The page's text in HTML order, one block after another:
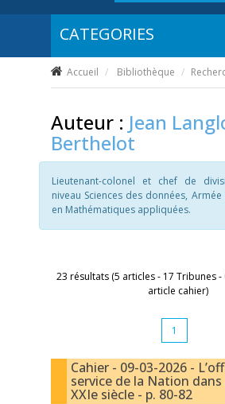
Accueil Bibliothèque
Auteur : Jean
Berthelot
Lieutenant-colonel et chef de
niveau Sciences des données,
en Mathématiques appliquées.
23 résultats (5 articles - 17 Tribunes -
article cahier)
1
Cahier - 09-03-2026 -
service de la Nation
XXIe siècle - p. 80-82